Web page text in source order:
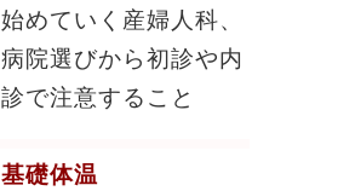
始めていく産婦人科、
病院選びから初診や内
診で注意すること
基礎体温